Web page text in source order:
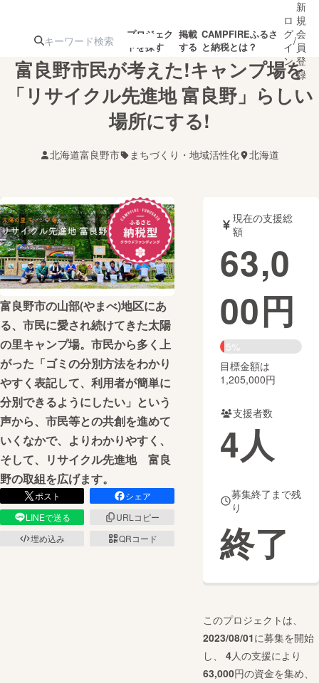
プロジェク
トを探す
注目の新着プロ募集終了が近いプ
ロジェクト
テクノロジー・ガジェット
映像・映画 書籍・雑誌
ビジネス・起業 チャレンジ
まちづくり・地域活性化
CAMPFIRE for Social Good
CAMPFIRE Creation
CAMPFIREふるさと納税machi-ya コミュニティ
掲載
する
CAMPFIREふるさ
と納税とは？
ロ
グ
イ
ン
/
新
規
会
員
登
録
富良野市民が考えた!キャンプ場を
「リサイクル先進地 富良野」らしい
場所にする!
北海道富良野市 まちづくり・地域活性化 北海道
富良野市の山部(やまべ)地区にあ
る、市民に愛され続けてきた太陽
の里キャンプ場。市民から多く上
がった「ゴミの分別方法をわかり
やすく表記して、利用者が簡単に
分別できるようにしたい」という
声から、市民等との共創を進めて
いくなかで、よりわかりやすく、
そして、リサイクル先進地 富良
野の取組を広げます。
ポスト
シェア
LINEで送る
URLコピー
埋め込み
QRコード
現在の支援総
額
63,0
00円
5%
目標金額は
1,205,000円
支援者数
4人
募集終了まで残
り
終了
このプロジェクトは、
2023/08/01に募集を開始
し、 4人の支援により
63,000円の資金を集め、